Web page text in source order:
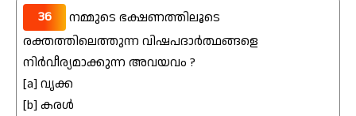
36
നമ്മുടെ ഭക്ഷണത്തിലൂടെ
രക്തത്തിലെത്തുന്ന വിഷപദാർത്ഥങ്ങളെ
നിർവീര്യമാക്കുന്ന അവയവം ?
[a] വൃക്ക
[b] കരൾ